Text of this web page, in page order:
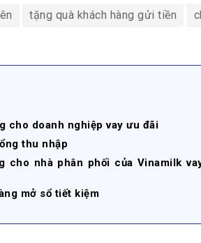
tặng quà khách hàng gửi tiền
cho doanh nghiệp vay ưu đãi
thu nhập
cho nhà phân phối của Vinamilk
mở sổ tiết kiệm